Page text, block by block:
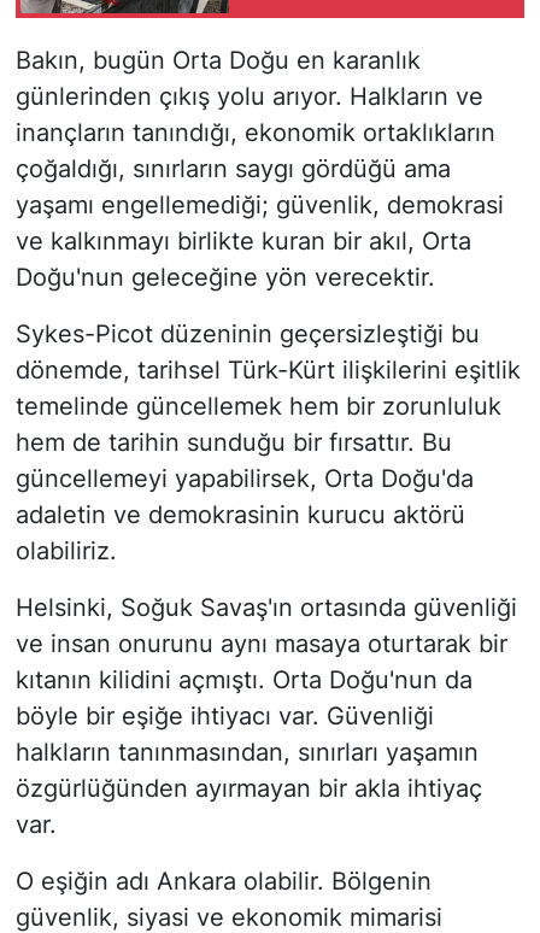
Bakın, bugün Orta Doğu en karanlık
günlerinden çıkış yolu arıyor. Halkların ve
inançların tanındığı, ekonomik ortaklıkların
çoğaldığı, sınırların saygı gördüğü ama
yaşamı engellemediği; güvenlik, demokrasi
ve kalkınmayı birlikte kuran bir akıl, Orta
Doğu'nun geleceğine yön verecektir.
Sykes-Picot düzeninin geçersizleştiği bu
dönemde, tarihsel Türk-Kürt ilişkilerini eşitlik
temelinde güncellemek hem bir zorunluluk
hem de tarihin sunduğu bir fırsattır. Bu
güncellemeyi yapabilirsek, Orta Doğu'da
adaletin ve demokrasinin kurucu aktörü
olabiliriz.
Helsinki, Soğuk Savaş'ın ortasında güvenliği
ve insan onurunu aynı masaya oturtarak bir
kıtanın kilidini açmıştı. Orta Doğu'nun da
böyle bir eşiğe ihtiyacı var. Güvenliği
halkların tanınmasından, sınırları yaşamın
özgürlüğünden ayırmayan bir akla ihtiyaç
var.
O eşiğin adı Ankara olabilir. Bölgenin
güvenlik, siyasi ve ekonomik mimarisi